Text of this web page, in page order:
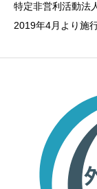
特定非営利活動法
2019年4月より施